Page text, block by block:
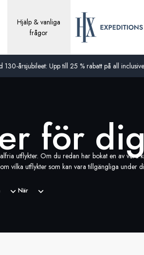
130-årsjubileet: Upp till 25 % rabatt på all
Hjälp & vanliga
frågor
för dig
utflykter. Om du redan har bokat en av
vilka utflykter som kan vara tillgängliga under
När